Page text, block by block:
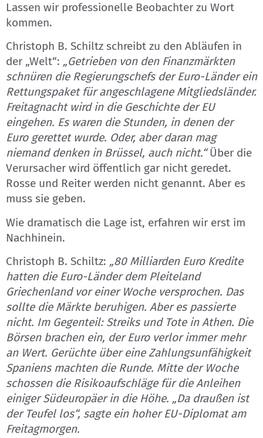
Lassen wir professionelle Beobachter zu Wort
kommen.
Christoph B. Schiltz schreibt zu den Abläufen in
der „Welt“: „Getrieben von den Finanzmärkten
schnüren die Regierungschefs der Euro-Länder ein
Rettungspaket für angeschlagene Mitgliedsländer.
Freitagnacht wird in die Geschichte der EU
eingehen. Es waren die Stunden, in denen der
Euro gerettet wurde. Oder, aber daran mag
niemand denken in Brüssel, auch nicht.“Über die
Verursacher wird öffentlich gar nicht geredet.
Rosse und Reiter werden nicht genannt. Aber es
muss sie geben.
Wie dramatisch die Lage ist, erfahren wir erst im
Nachhinein.
Christoph B. Schiltz: „80 Milliarden Euro Kredite
hatten die Euro-Länder dem Pleiteland
Griechenland vor einer Woche versprochen. Das
sollte die Märkte beruhigen. Aber es passierte
nicht. Im Gegenteil: Streiks und Tote in Athen. Die
Börsen brachen ein, der Euro verlor immer mehr
an Wert. Gerüchte über eine Zahlungsunfähigkeit
Spaniens machten die Runde. Mitte der Woche
schossen die Risikoaufschläge für die Anleihen
einiger Südeuropäer in die Höhe. „Da draußen ist
der Teufel los“, sagte ein hoher EU-Diplomat am
Freitagmorgen.